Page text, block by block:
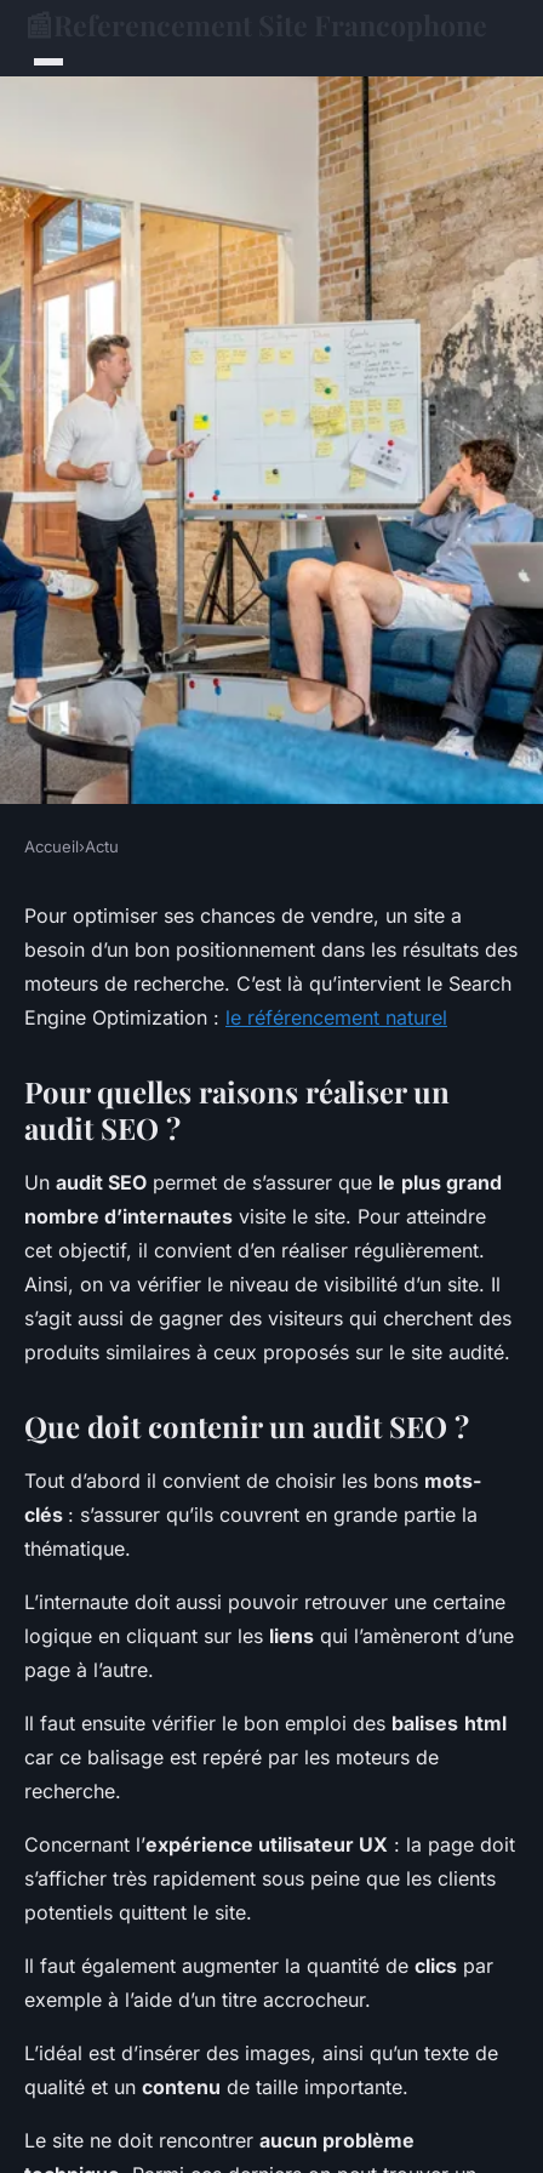
Augmentez le trafic de votre
site grâce à un audit SEO
webmaster•2 août 2018 •2 min de lecture
Accueil›Actu
Pour optimiser ses chances de vendre, un site a
besoin d’un bon positionnement dans les résultats des
moteurs de recherche. C’est là qu’intervient le Search
Engine Optimization : le référencement naturel
Pour quelles raisons réaliser un
audit SEO ?
Un audit SEO permet de s’assurer que le plus grand
nombre d’internautes visite le site. Pour atteindre
cet objectif, il convient d’en réaliser régulièrement.
Ainsi, on va vérifier le niveau de visibilité d’un site. Il
s’agit aussi de gagner des visiteurs qui cherchent des
produits similaires à ceux proposés sur le site audité.
Que doit contenir un audit SEO ?
Tout d’abord il convient de choisir les bons mots-
clés : s’assurer qu’ils couvrent en grande partie la
thématique.
L’internaute doit aussi pouvoir retrouver une certaine
logique en cliquant sur les liens qui l’amèneront d’une
page à l’autre.
Il faut ensuite vérifier le bon emploi des balises html
car ce balisage est repéré par les moteurs de
recherche.
Concernant l’expérience utilisateur UX : la page doit
s’afficher très rapidement sous peine que les clients
potentiels quittent le site.
Il faut également augmenter la quantité de clics par
exemple à l’aide d’un titre accrocheur.
L’idéal est d’insérer des images, ainsi qu’un texte de
qualité et un contenu de taille importante.
Le site ne doit rencontrer aucun problème